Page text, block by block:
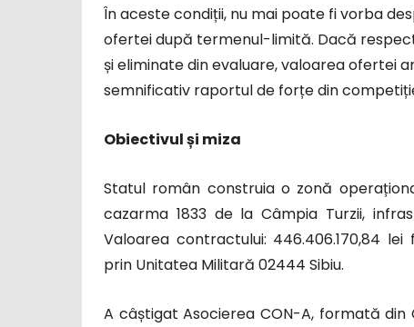
În aceste condiții, nu mai poate fi vorba
ofertei după termenul-limită. Dacă
și eliminate din evaluare, valoarea ofertei
semnificativ raportul de forțe din
Obiectivul și miza
Statul român construia o zonă
cazarma 1833 de la Câmpia Turzii,
Valoarea contractului: 446.406.170,84
prin Unitatea Militară 02444 Sibiu.
A câștigat Asocierea CON-A, formată